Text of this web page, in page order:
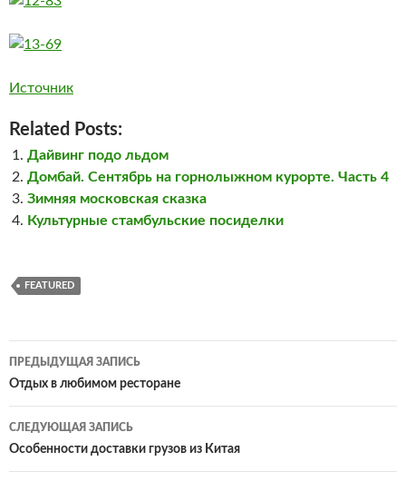
Источник
Related Posts:
Дайвинг подо льдом
Домбай. Сентябрь на горнолыжном курорте. Часть 4
Зимняя московская сказка
Культурные стамбульские посиделки
FEATURED
Навигация
по
записям
ПРЕДЫДУЩАЯ ЗАПИСЬ
Отдых в любимом ресторане
СЛЕДУЮЩАЯ ЗАПИСЬ
Особенности доставки грузов из Китая